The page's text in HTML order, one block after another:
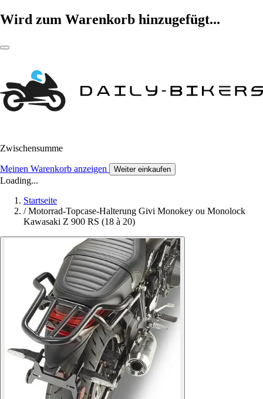
Wird zum Warenkorb hinzugefügt...
Zwischensumme
Meinen Warenkorb anzeigen Weiter einkaufen
Loading...
Startseite
/ Motorrad-Topcase-Halterung Givi Monokey ou Monolock
Kawasaki Z 900 RS (18 à 20)